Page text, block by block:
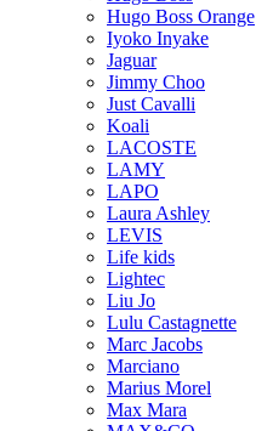
Hugo Boss Orange
Iyoko Inyake
Jaguar
Jimmy Choo
Just Cavalli
Koali
LACOSTE
LAMY
LAPO
Laura Ashley
LEVIS
Life kids
Lightec
Liu Jo
Lulu Castagnette
Marc Jacobs
Marciano
Marius Morel
Max Mara